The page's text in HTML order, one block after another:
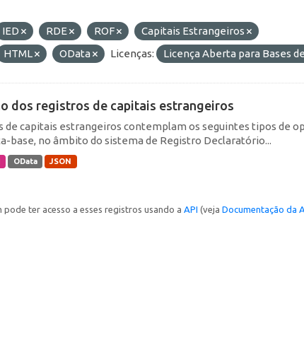
IED RDE ROF
Capitais Estrangeiros
HTML OData Licenças: Licença Aberta para Bases
dos registros de capitais estrangeiros
de capitais estrangeiros contemplam os seguintes tipos de
base, no âmbito do sistema de Registro Declaratório...
OData JSON
pode ter acesso a esses registros usando a API (veja Documentação da